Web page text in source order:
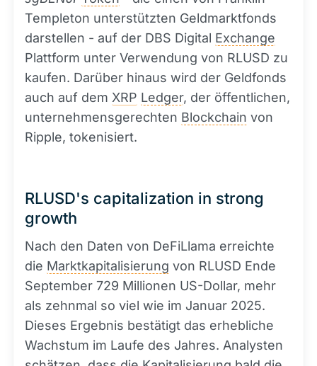
Templeton unterstützten Geldmarktfonds
darstellen - auf der DBS Digital Exchange
Plattform unter Verwendung von RLUSD zu
kaufen. Darüber hinaus wird der Geldfonds
auch auf dem XRP Ledger, der öffentlichen,
unternehmensgerechten Blockchain von
Ripple, tokenisiert.
RLUSD's capitalization in strong
growth
Nach den Daten von DeFiLlama erreichte
die Marktkapitalisierung von RLUSD Ende
September 729 Millionen US-Dollar, mehr
als zehnmal so viel wie im Januar 2025.
Dieses Ergebnis bestätigt das erhebliche
Wachstum im Laufe des Jahres. Analysten